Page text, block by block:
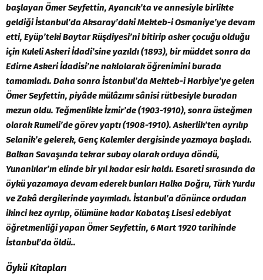
başlayan Ömer Seyfettin, Ayancık’ta ve annesiyle birlikte
geldiği İstanbul’da Aksaray’daki Mekteb-i Osmaniye’ye devam
etti, Eyüp’teki Baytar Rüşdiyesi’ni bitirip asker çocuğu olduğu
için Kuleli Askeri İdadi’sine yazıldı (1893), bir müddet sonra da
Edirne Askeri İdadisi’ne naklolarak öğrenimini burada
tamamladı. Daha sonra İstanbul’da Mekteb-i Harbiye’ye gelen
Ömer Seyfettin, piyâde mülâzımı sânisi rütbesiyle buradan
mezun oldu. Teğmenlikle İzmir’de (1903-1910), sonra üsteğmen
olarak Rumeli’de görev yaptı (1908-1910). Askerlik’ten ayrılıp
Selanik’e gelerek, Genç Kalemler dergisinde yazmaya başladı.
Balkan Savaşında tekrar subay olarak orduya döndü,
Yunanlılar’ın elinde bir yıl kadar esir kaldı. Esareti sırasında da
öykü yazamaya devam ederek bunları Halka Doğru, Türk Yurdu
ve Zakâ dergilerinde yayımladı. İstanbul’a dönünce ordudan
ikinci kez ayrılıp, ölümüne kadar Kabataş Lisesi edebiyat
öğretmenliği yapan Ömer Seyfettin, 6 Mart 1920 tarihinde
İstanbul’da öldü..
Öykü Kitapları